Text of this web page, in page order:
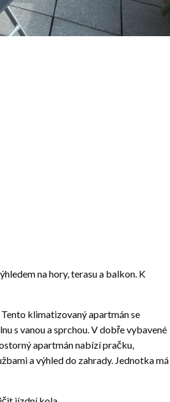
na hory, terasu a balkon. K
klimatizovaný apartmán se
s vanou a sprchou. V dobře vybavené
apartmán nabízí pračku,
a výhled do zahrady. Jednotka má